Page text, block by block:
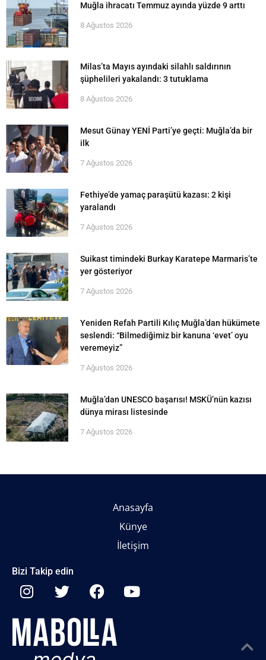
Muğla ihracatı Temmuz ayında yüzde 9 arttı
8 Ağustos 2026
Milas’ta Mayıs ayındaki silahlı saldırının
şüphelileri yakalandı: 3 tutuklama
8 Ağustos 2026
Mesut Günay YENİ Parti’ye geçti: Muğla’da bir
ilk
7 Ağustos 2026
Fethiye’de yamaç paraşütü kazası: 2 kişi
yaralandı
7 Ağustos 2026
Suikast timindeki Burkay Karatepe Marmaris’te
yer gösteriyor
7 Ağustos 2026
Yeniden Refah Partili Kılıç Muğla’dan hükümete
seslendi: “Bilmediğimiz bir kanuna ‘evet’ oyu
veremeyiz”
7 Ağustos 2026
Muğla’dan UNESCO başarısı! MSKÜ’nün kazısı
dünya mirası listesinde
7 Ağustos 2026
Anasayfa
Künye
İletişim
Bizi Takip edin